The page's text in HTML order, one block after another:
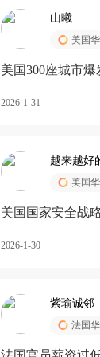
山曦
美国
美国300座城市
2026-1-31
越来越好
美国
美国国家安全战
2026-1-30
紫瑜诚邻
法国